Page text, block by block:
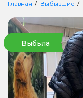
Главная Выбывшие
Выбыла